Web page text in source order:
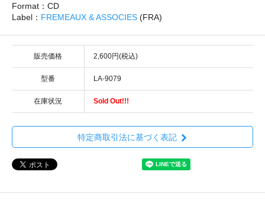
Format：CD
Label： FREMEAUX & ASSOCIES (FRA)
販売価格 2,600円(税込)
型番 LA-9079
在庫状況 Sold Out!!!
特定商取引法に基づく表記